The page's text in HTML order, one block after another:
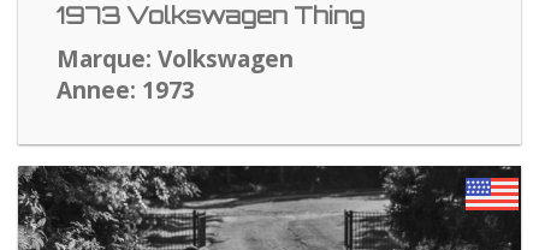
1973 Volkswagen Thing
Marque: Volkswagen
Annee: 1973